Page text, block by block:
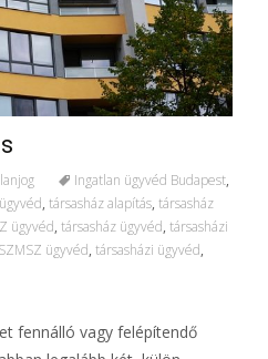
Ingatlan ügyvéd Budapest,
, társasház alapítás, társasház
ügyvéd, társasház ügyvéd, társasházi
ügyvéd, társasházi ügyvéd,
fennálló vagy felépítendő